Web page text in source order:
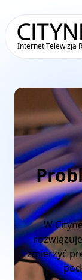
Internet Telewizja
W
zmierzyć